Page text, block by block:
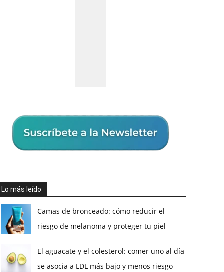
Lo más leído
Camas de bronceado: cómo reducir el
riesgo de melanoma y proteger tu piel
El aguacate y el colesterol: comer uno al día
se asocia a LDL más bajo y menos riesgo